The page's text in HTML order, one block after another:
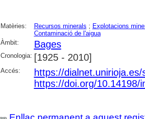
Matèries: Recursos minerals ; Explotacions
Contaminació de l'aigua
Àmbit:
Bages
Cronologia: [1925 - 2010]
Accés:
https://
https://doi.org/10.14198/